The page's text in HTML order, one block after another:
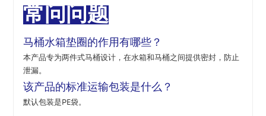
常问问题
马桶水箱垫圈的作用有哪些？
本产品专为两件式马桶设计，在水箱和马桶之间提供密封，防止
泄漏。
该产品的标准运输包装是什么？
默认包装是PE袋。